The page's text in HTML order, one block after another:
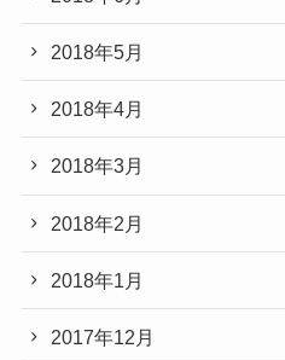
2018年5月
2018年4月
2018年3月
2018年2月
2018年1月
2017年12月